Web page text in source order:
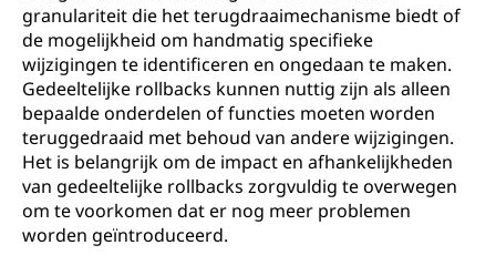
granulariteit die het terugdraaimechanisme biedt of
de mogelijkheid om handmatig specifieke
wijzigingen te identificeren en ongedaan te maken.
Gedeeltelijke rollbacks kunnen nuttig zijn als alleen
bepaalde onderdelen of functies moeten worden
teruggedraaid met behoud van andere wijzigingen.
Het is belangrijk om de impact en afhankelijkheden
van gedeeltelijke rollbacks zorgvuldig te overwegen
om te voorkomen dat er nog meer problemen
worden geïntroduceerd.